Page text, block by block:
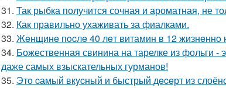
31. Так рыбка получится сочная и ароматная, не
32. Как правильно ухаживать за фиалками.
33. Жeнщинe пocлe 40 лeт витамин в 12 жизнeннo
34. Божественная свинина на тарелке из фольги -
даже самых взыскательных гурманов!
35. Этo cамый вкycный и быстрый дeceрт из